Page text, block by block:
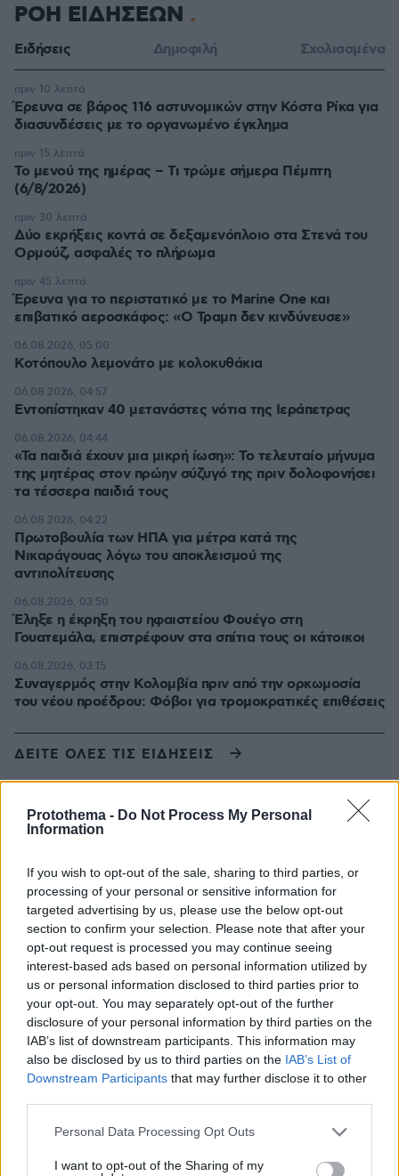
Protothema - Do Not Process My Personal
Information
If you wish to opt-out of the sale, sharing to third parties, or
processing of your personal or sensitive information for
targeted advertising by us, please use the below opt-out
section to confirm your selection. Please note that after your
opt-out request is processed you may continue seeing
interest-based ads based on personal information utilized by
us or personal information disclosed to third parties prior to
your opt-out. You may separately opt-out of the further
disclosure of your personal information by third parties on the
IAB’s list of downstream participants. This information may
also be disclosed by us to third parties on the IAB’s List of
Downstream Participants that may further disclose it to other
Please note that this website/app uses one or more Google
not limited to your visit or usage behaviour. You may click to
Personal Data Processing Opt Outs
I want to opt-out of the Sharing of my
ΡΟΗ ΕΙΔΗΣΕΩΝ
Ειδήσεις Δημοφιλή Σχολιασμένα
Έρευνα σε βάρος 116 αστυνομικών στην Κόστα Ρίκα για
διασυνδέσεις με το οργανωμένο έγκλημα
πριν 10 λεπτά
Το μενού της ημέρας – Τι τρώμε σήμερα Πέμπτη
(6/8/2026)
πριν 15 λεπτά
Δύο εκρήξεις κοντά σε δεξαμενόπλοιο στα Στενά του
Ορμούζ, ασφαλές το πλήρωμα
πριν 30 λεπτά
Έρευνα για το περιστατικό με το Marine One και
επιβατικό αεροσκάφος: «Ο Τραμπ δεν κινδύνευσε»
πριν 45 λεπτά
Κοτόπουλο λεμονάτο με κολοκυθάκια
06.08.2026, 05:00
Εντοπίστηκαν 40 μετανάστες νότια της Ιεράπετρας
06.08.2026, 04:57
«Τα παιδιά έχουν μια μικρή ίωση»: Το τελευταίο μήνυμα
της μητέρας στον πρώην σύζυγό της πριν δολοφονήσει
τα τέσσερα παιδιά τους
06.08.2026, 04:44
Πρωτοβουλία των ΗΠΑ για μέτρα κατά της
Νικαράγουας λόγω του αποκλεισμού της
αντιπολίτευσης
06.08.2026, 04:22
Έληξε η έκρηξη του ηφαιστείου Φουέγο στη
Γουατεμάλα, επιστρέφουν στα σπίτια τους οι κάτοικοι
06.08.2026, 03:50
Συναγερμός στην Κολομβία πριν από την ορκωμοσία
του νέου προέδρου: Φόβοι για τρομοκρατικές επιθέσεις
06.08.2026, 03:15
ΔΕΙΤΕ ΟΛΕΣ ΤΙΣ ΕΙΔΗΣΕΙΣ
ΤΑ ΠΙΟ ΔΗΜΟΦΙΛΗ